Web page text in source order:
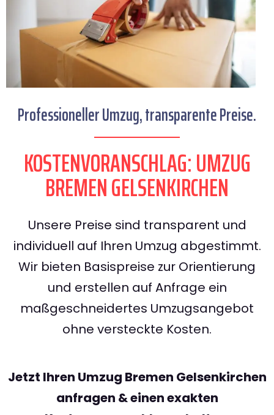
Professioneller Umzug, transparente Preise.
KOSTENVORANSCHLAG: UMZUG
BREMEN GELSENKIRCHEN
Unsere Preise sind transparent und
individuell auf Ihren Umzug abgestimmt.
Wir bieten Basispreise zur Orientierung
und erstellen auf Anfrage ein
maßgeschneidertes Umzugsangebot
ohne versteckte Kosten.
Jetzt Ihren Umzug Bremen Gelsenkirchen
anfragen & einen exakten